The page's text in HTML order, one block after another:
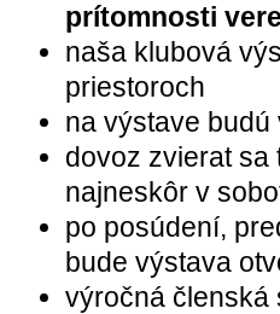
prítomnosti
naša klubová
priestoroch
na výstave
dovoz zvierat sa
najneskôr v
po posúdení,
bude výstava
výročná členská